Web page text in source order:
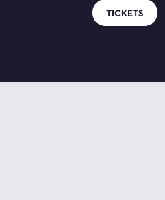
TICKETS